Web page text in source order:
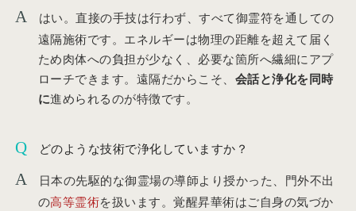
はい。直接の手技は行わず、すべて御霊符を通しての
遠隔施術です。エネルギーは物理の距離を超えて届く
ため肉体への負担が少なく、必要な箇所へ繊細にアプ
ローチできます。遠隔だからこそ、 会話と浄化を同時
に進められるのが特徴です。
どのような技術で浄化していますか？
日本の先駆的な御霊場の導師より授かった、門外不出
の高等霊術を扱います。覚醒昇華術はご自身の気づか